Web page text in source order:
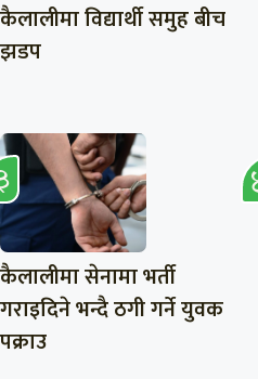
कैलालीमा विद्यार्थी समुह बीच
झडप
कैलालीमा सेनामा भर्ती
गराइदिने भन्दै ठगी गर्ने युवक
पक्राउ